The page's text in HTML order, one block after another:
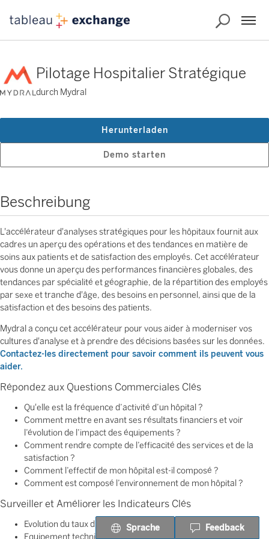
Pilotage Hospitalier Stratégique
durch Mydral
Demo starten
Herunterladen
Beschreibung
L'accélérateur d'analyses stratégiques pour les hôpitaux fournit aux
cadres un aperçu des opérations et des tendances en matière de
soins aux patients et de satisfaction des employés. Cet accélérateur
vous donne un aperçu des performances financières globales, des
tendances par spécialité et géographie, de la répartition des employés
par sexe et tranche d'âge, des besoins en personnel, ainsi que de la
satisfaction et des besoins des patients.
Mydral a conçu cet accélérateur pour vous aider à moderniser vos
cultures d'analyse et à prendre des décisions basées sur les données.
Contactez-les directement pour savoir comment ils peuvent vous
aider.
Répondez aux Questions Commerciales Clés
Qu'elle est la fréquence d’activité d’un hôpital ?
Comment mettre en avant ses résultats financiers et voir
l’évolution de l’impact des équipements ?
Comment rendre compte de l’efficacité des services et de la
satisfaction ?
Comment l’effectif de mon hôpital est-il composé ?
Comment est composé l’environnement de mon hôpital ?
Surveiller et Améliorer les Indicateurs Clés
Evolution du taux d’occupation suivant l’activité
Equipement techniques de l’établissement
Sprache Feedback